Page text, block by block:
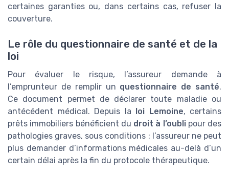
certaines garanties ou, dans certains cas, refuser la
couverture.
Le rôle du questionnaire de santé et de la
loi
Pour évaluer le risque, l’assureur demande à
l’emprunteur de remplir un questionnaire de santé.
Ce document permet de déclarer toute maladie ou
antécédent médical. Depuis la loi Lemoine, certains
prêts immobiliers bénéficient du droit à l’oublipour des
pathologies graves, sous conditions : l’assureur ne peut
plus demander d’informations médicales au-delà d’un
certain délai après la fin du protocole thérapeutique.